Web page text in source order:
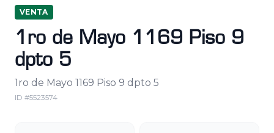
VENTA
1ro de Mayo 1169 Piso 9
dpto 5
1ro de Mayo 1169 Piso 9 dpto 5
ID #5523574